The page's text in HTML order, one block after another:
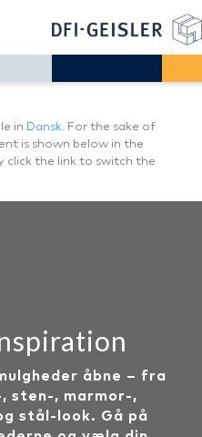
in Dansk. For the sake of
is shown below in the
click the link to switch the
åbne – fra
, marmor-,
stål-look. Gå på